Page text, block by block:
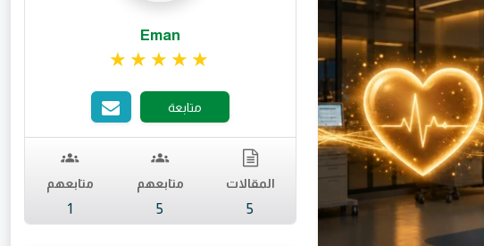
Eman
تقييم 5 من 5.
متابعة
المقالات
5
متابعهم
5
متابعهم
1